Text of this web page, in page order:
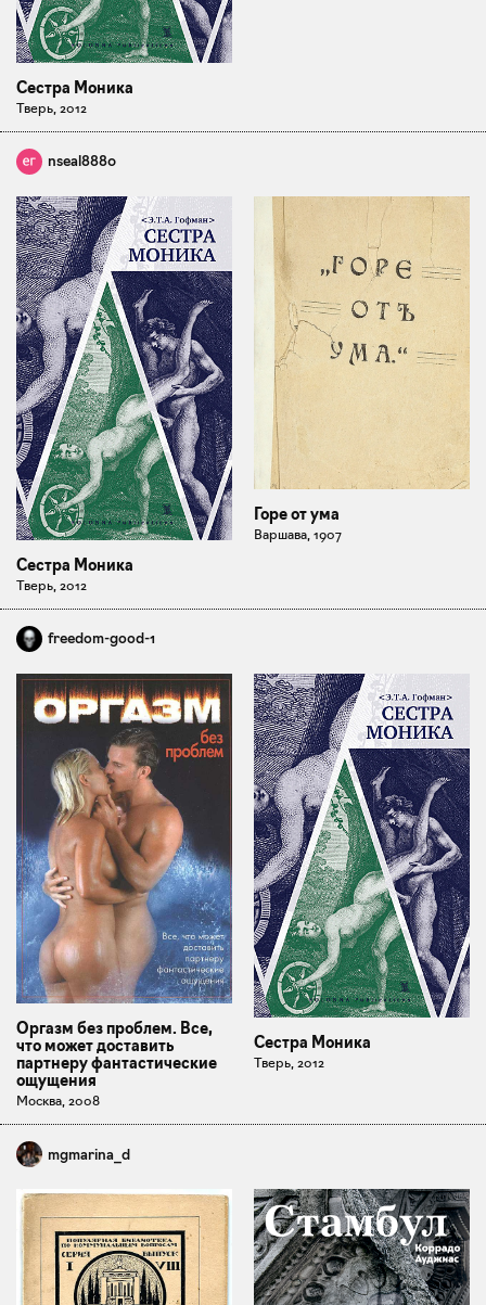
Сестра Моника
Тверь, 2012
nseal8880
Сестра Моника
Тверь, 2012
Горе от ума
Варшава, 1907
freedom-good-1
Оргазм без проблем. Все,
что может доставить
партнеру фантастические
ощущения
Москва, 2008
Сестра Моника
Тверь, 2012
mgmarina_d